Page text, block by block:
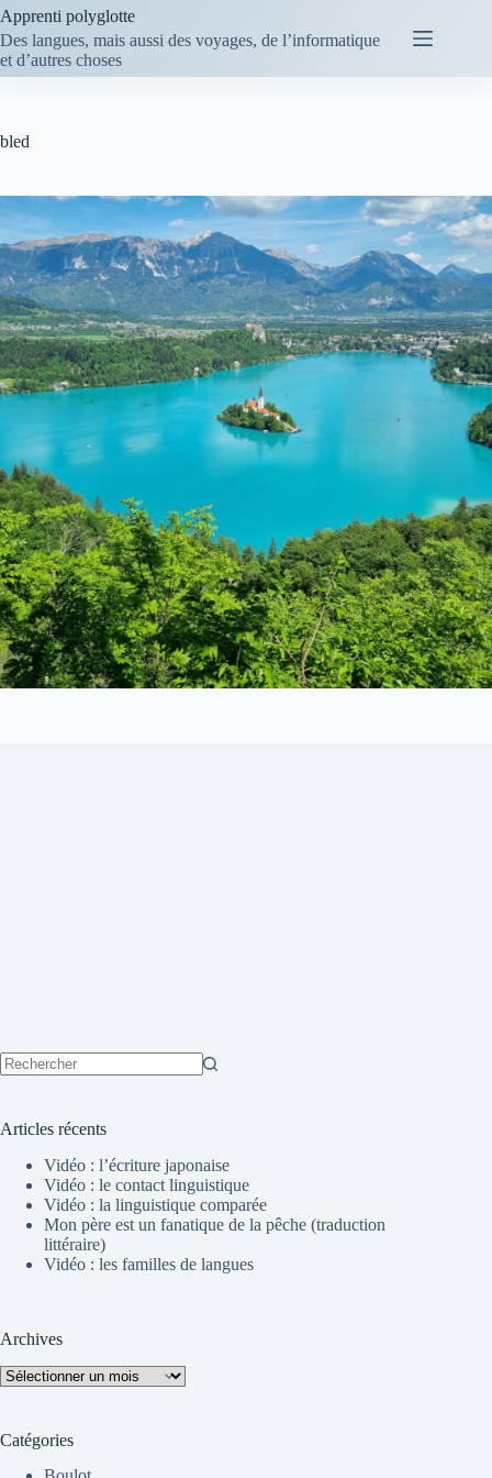
Passer
au
contenu
Apprenti polyglotte
Des langues, mais aussi des voyages, de l’informatique
et d’autres choses
bled
Articles récents
Vidéo : l’écriture japonaise
Vidéo : le contact linguistique
Vidéo : la linguistique comparée
Mon père est un fanatique de la pêche (traduction
littéraire)
Vidéo : les familles de langues
Archives
Archives
Catégories